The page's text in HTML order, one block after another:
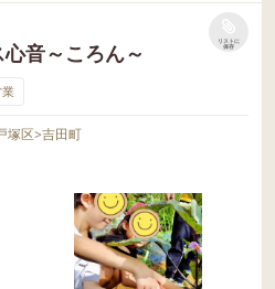
音～ころん～
リストに
保存
塚区>吉田町